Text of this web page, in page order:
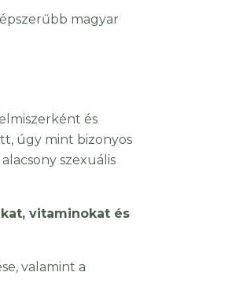
magyar
és
úgy mint bizonyos
szexuális
vitaminokat és
valamint a